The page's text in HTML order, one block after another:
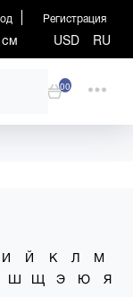
Регистрация
см USD RU
00
И Й К Л
М
Ш Щ Э Ю
Я